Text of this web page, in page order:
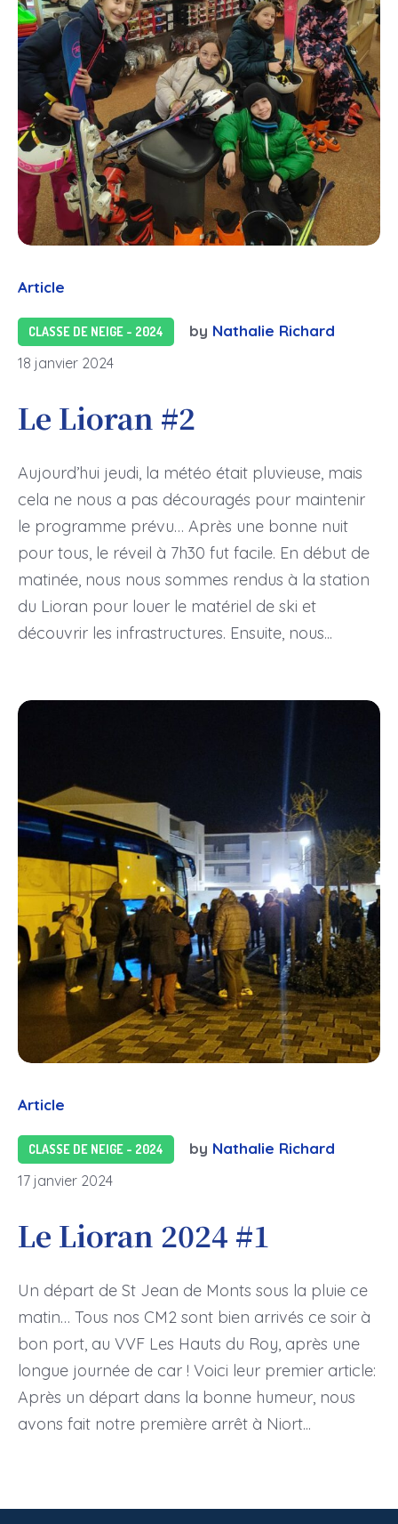
Article
CLASSE DE NEIGE - 2024 by Nathalie Richard
18 janvier 2024
Le Lioran #2
Aujourd’hui jeudi, la météo était pluvieuse, mais
cela ne nous a pas découragés pour maintenir
le programme prévu… Après une bonne nuit
pour tous, le réveil à 7h30 fut facile. En début de
matinée, nous nous sommes rendus à la station
du Lioran pour louer le matériel de ski et
découvrir les infrastructures. Ensuite, nous...
Article
CLASSE DE NEIGE - 2024 by Nathalie Richard
17 janvier 2024
Le Lioran 2024 #1
Un départ de St Jean de Monts sous la pluie ce
matin… Tous nos CM2 sont bien arrivés ce soir à
bon port, au VVF Les Hauts du Roy, après une
longue journée de car ! Voici leur premier article:
Après un départ dans la bonne humeur, nous
avons fait notre première arrêt à Niort...